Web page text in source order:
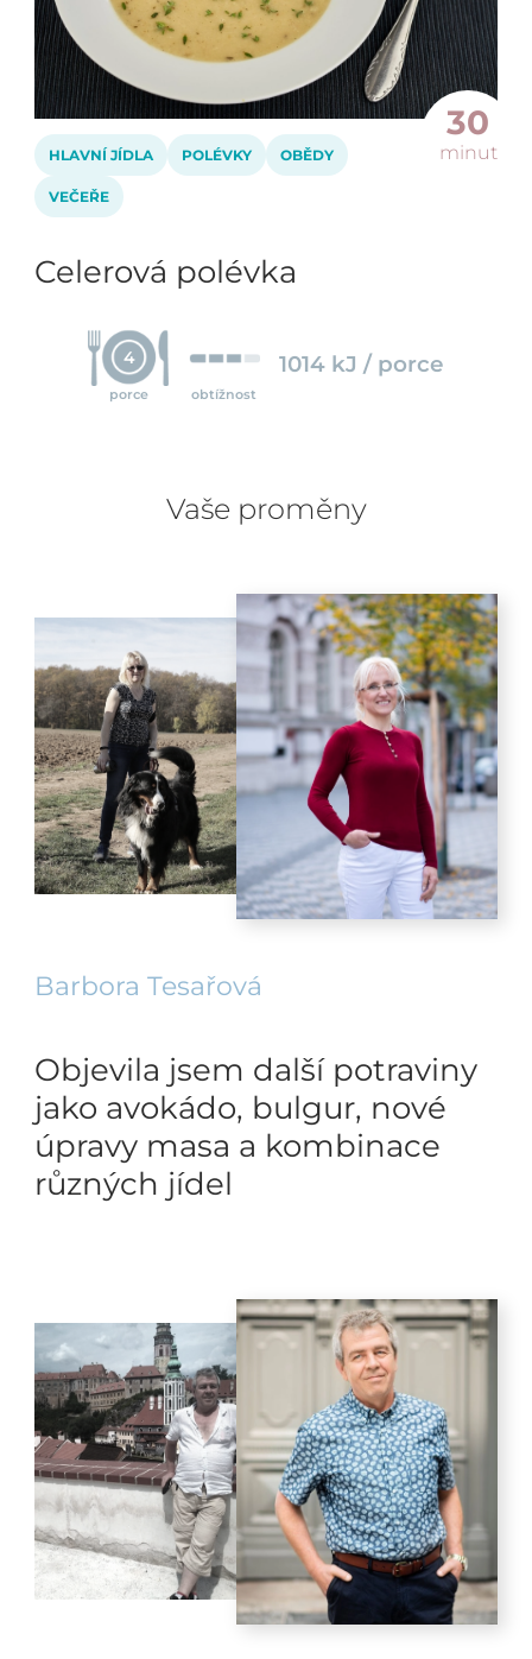
30
minut
HLAVNÍ JÍDLA POLÉVKY OBĚDY
VEČEŘE
Celerová polévka
4
porce obtížnost
1014 kJ / porce
Vaše proměny
Barbora Tesařová
Objevila jsem další potraviny
jako avokádo, bulgur, nové
úpravy masa a kombinace
různých jídel